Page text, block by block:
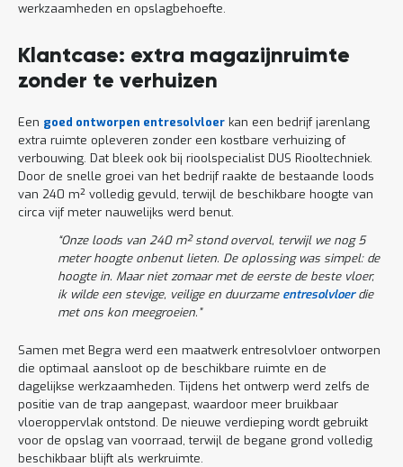
werkzaamheden en opslagbehoefte.
Klantcase: extra magazijnruimte
zonder te verhuizen
Een goed ontworpen entresolvloer kan een bedrijf jarenlang
extra ruimte opleveren zonder een kostbare verhuizing of
verbouwing. Dat bleek ook bij rioolspecialist DUS Riooltechniek.
Door de snelle groei van het bedrijf raakte de bestaande loods
van 240 m² volledig gevuld, terwijl de beschikbare hoogte van
circa vijf meter nauwelijks werd benut.
“Onze loods van 240 m² stond overvol, terwijl we nog 5
meter hoogte onbenut lieten. De oplossing was simpel: de
hoogte in. Maar niet zomaar met de eerste de beste vloer,
ik wilde een stevige, veilige en duurzame entresolvloerdie
met ons kon meegroeien.”
Samen met Begra werd een maatwerk entresolvloer ontworpen
die optimaal aansloot op de beschikbare ruimte en de
dagelijkse werkzaamheden. Tijdens het ontwerp werd zelfs de
positie van de trap aangepast, waardoor meer bruikbaar
vloeroppervlak ontstond. De nieuwe verdieping wordt gebruikt
voor de opslag van voorraad, terwijl de begane grond volledig
beschikbaar blijft als werkruimte.